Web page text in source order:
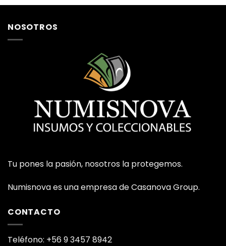
NOSOTROS
Tu pones la pasión, nosotros la protegemos.
Numisnova es una empresa de Casanova Group.
CONTACTO
Teléfono: +56 9 3457 8942